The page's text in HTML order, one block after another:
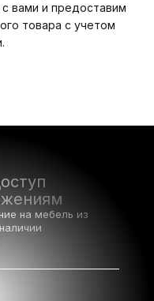
вами и предоставим
товара с учетом
на мебель из